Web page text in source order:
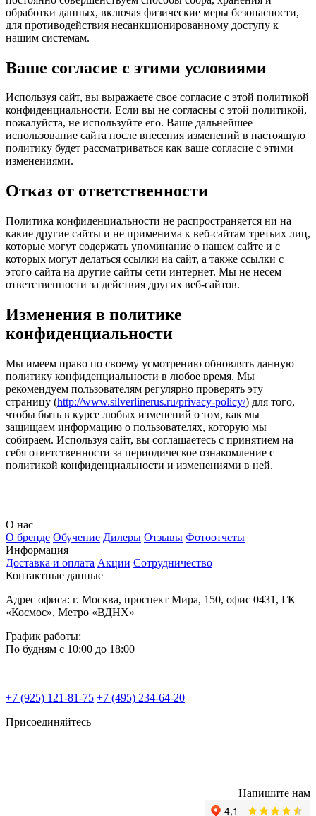
обработки данных, включая физические меры безопасности,
для противодействия несанкционированному доступу к
нашим системам.
Ваше согласие с этими условиями
Используя сайт, вы выражаете свое согласие с этой политикой
конфиденциальности. Если вы не согласны с этой политикой,
пожалуйста, не используйте его. Ваше дальнейшее
использование сайта после внесения изменений в настоящую
политику будет рассматриваться как ваше согласие с этими
изменениями.
Отказ от ответственности
Политика конфиденциальности не распространяется ни на
какие другие сайты и не применима к веб-сайтам третьих лиц,
которые могут содержать упоминание о нашем сайте и с
которых могут делаться ссылки на сайт, а также ссылки с
этого сайта на другие сайты сети интернет. Мы не несем
ответственности за действия других веб-сайтов.
Изменения в политике
конфиденциальности
Мы имеем право по своему усмотрению обновлять данную
политику конфиденциальности в любое время. Мы
рекомендуем пользователям регулярно проверять эту
страницу (http://www.silverlinerus.ru/privacy-policy/) для того,
чтобы быть в курсе любых изменений о том, как мы
защищаем информацию о пользователях, которую мы
собираем. Используя сайт, вы соглашаетесь с принятием на
себя ответственности за периодическое ознакомление с
политикой конфиденциальности и изменениями в ней.
О нас
О бренде Обучение Дилеры Отзывы Фотоотчеты
Информация
Доставка и оплата Акции Сотрудничество
Контактные данные
Адрес офиса: г. Москва, проспект Мира, 150, офис 0431, ГК
«Космос», Метро «ВДНХ»
График работы:
По будням с 10:00 до 18:00
+7 (925) 121-81-75 +7 (495) 234-64-20
Присоединяйтесь
Напишите нам